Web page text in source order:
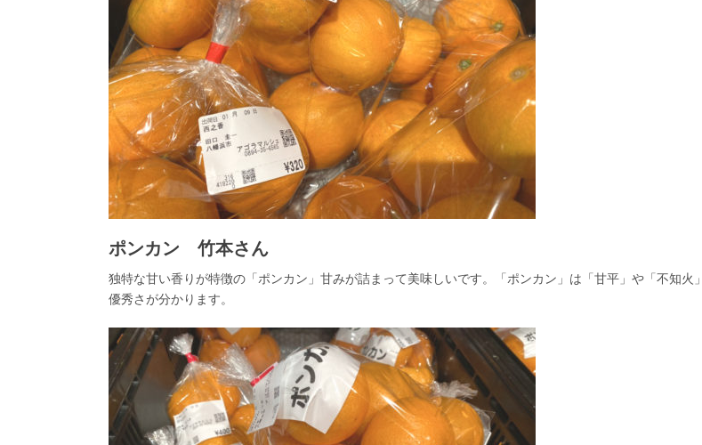
ポンカン 竹本さん
独特な甘い香りが特徴の「ポンカン」甘みが詰まって美味しいです。「ポンカン」は「甘平」や「不知火
優秀さが分かります。